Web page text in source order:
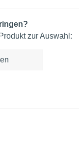
zur Auswahl: